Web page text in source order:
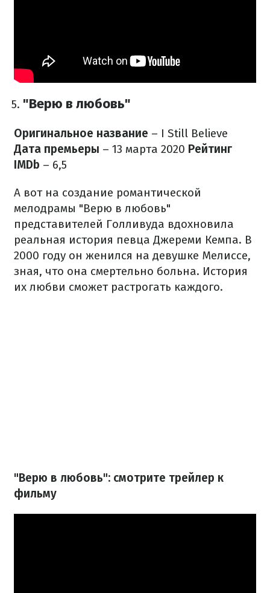
"Верю в любовь"
Оригинальное название – I Still Believe
Дата премьеры – 13 марта 2020 Рейтинг
IMDb – 6,5
А вот на создание романтической
мелодрамы "Верю в любовь"
представителей Голливуда вдохновила
реальная история певца Джереми Кемпа. В
2000 году он женился на девушке Мелиссе,
зная, что она смертельно больна. История
их любви сможет растрогать каждого.
"Верю в любовь": смотрите трейлер к
фильму